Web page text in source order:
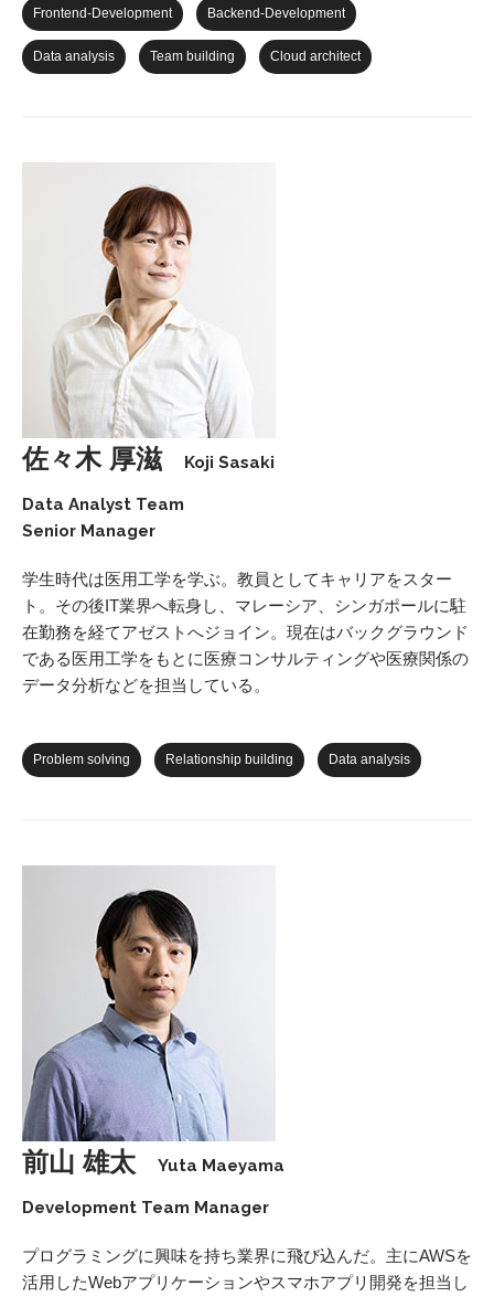
Frontend-Development Backend-Development
Data analysis Team building Cloud architect
佐々木 厚滋 Koji Sasaki
Data Analyst Team
Senior Manager
学生時代は医用工学を学ぶ。教員としてキャリアをスター
ト。その後IT業界へ転身し、マレーシア、シンガポールに駐
在勤務を経てアゼストへジョイン。現在はバックグラウンド
である医用工学をもとに医療コンサルティングや医療関係の
データ分析などを担当している。
Problem solving Relationship building Data analysis
前山 雄太 Yuta Maeyama
Development Team Manager
プログラミングに興味を持ち業界に飛び込んだ。主にAWSを
活用したWebアプリケーションやスマホアプリ開発を担当し